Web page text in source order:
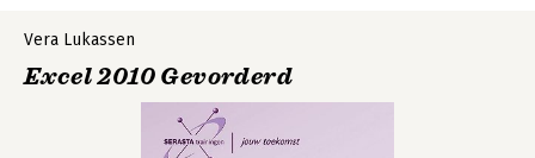
Vera Lukassen
Excel 2010 Gevorderd